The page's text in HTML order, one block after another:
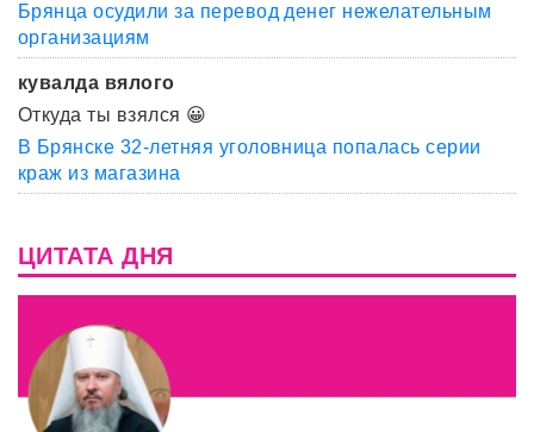
Брянца осудили за перевод денег нежелательным
организациям
кувалда вялого
Откуда ты взялся 😀
В Брянске 32-летняя уголовница попалась серии
краж из магазина
ЦИТАТА ДНЯ